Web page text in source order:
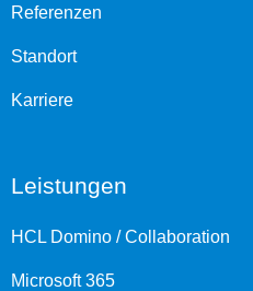
Referenzen
Standort
Karriere
Leistungen
HCL Domino / Collaboration
Microsoft 365